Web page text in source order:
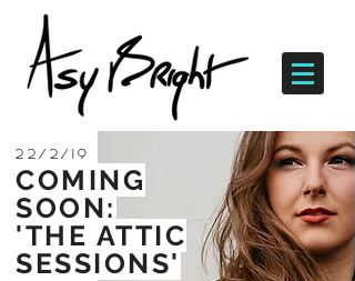
COMING
SOON:
'THE ATTIC
SESSIONS'
22/2/19